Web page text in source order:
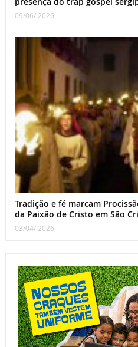
09/06/ 2026
Tradição e fé marcam
da Paixão de Cristo em São
03/04/ 2026